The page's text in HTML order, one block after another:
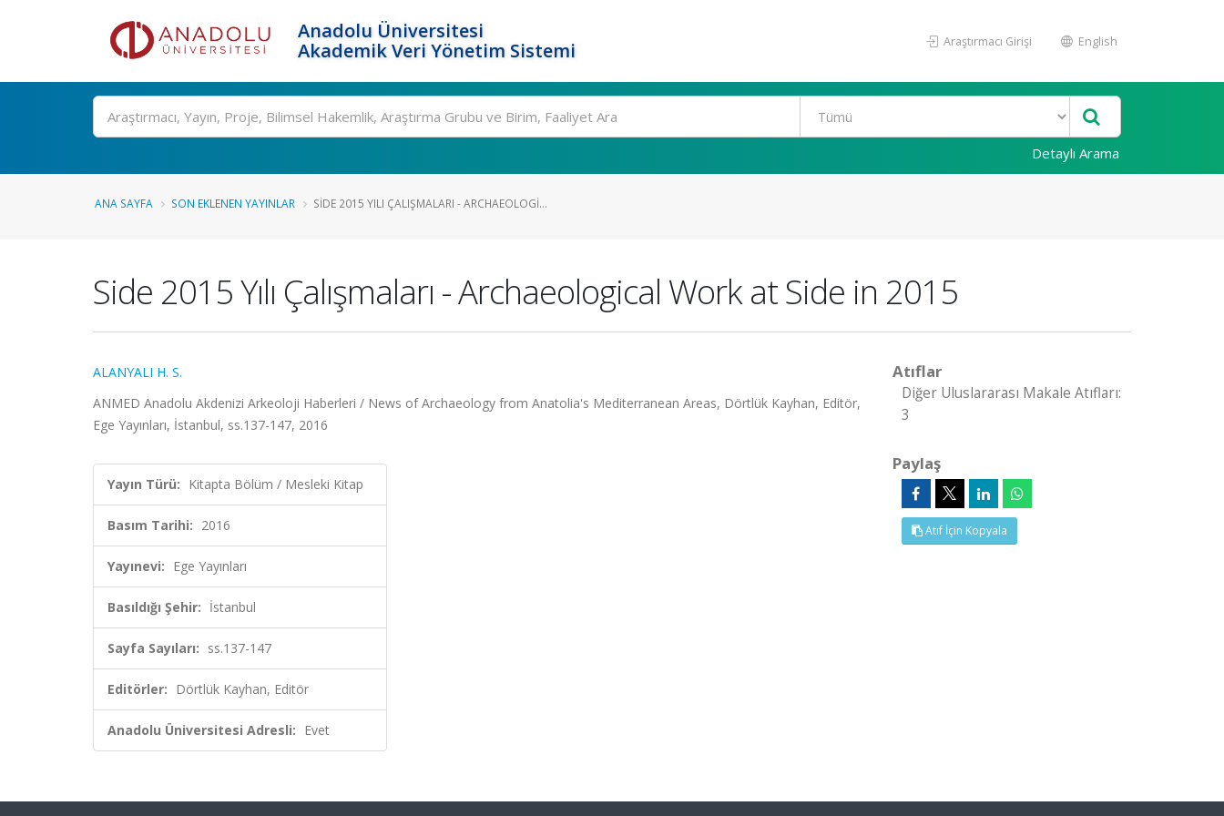
Anadolu Üniversitesi
Akademik Veri Yönetim Sistemi
Araştırmacı Girişi English
Ara
Detaylı Arama
ANA SAYFA SON EKLENEN YAYINLAR SIDE 2015 YILI ÇALIŞMALARI - ARCHAEOLOGI...
Side 2015 Yılı Çalışmaları - Archaeological Work at Side in 2015
ALANYALI H. S.
ANMED Anadolu Akdenizi Arkeoloji Haberleri / News of Archaeology from Anatolia's Mediterranean Areas, Dörtlük Kayhan, Editör,
Ege Yayınları, İstanbul, ss.137-147, 2016
Yayın Türü: Kitapta Bölüm / Mesleki Kitap
Basım Tarihi: 2016
Yayınevi: Ege Yayınları
Basıldığı Şehir: İstanbul
Sayfa Sayıları: ss.137-147
Editörler: Dörtlük Kayhan, Editör
Anadolu Üniversitesi Adresli: Evet
Atıflar
Diğer Uluslararası Makale Atıfları:
3
Paylaş
Atıf İçin Kopyala